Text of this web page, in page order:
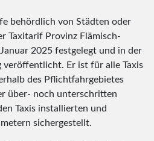
behördlich von Städten oder
Taxitarif Provinz Flämisch-
2025 festgelegt und in der
Er ist für alle Taxis
des Pflichtfahrgebietes
über- noch unterschritten
Taxis installierten und
sichergestellt.